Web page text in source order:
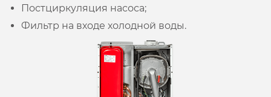
Постциркуляция насоса;
Фильтр на входе холодной воды.